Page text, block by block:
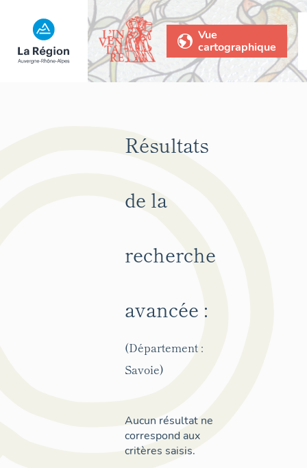
Vue
cartographique
Résultats
de la
recherche
avancée :
(Département :
Savoie)
Aucun résultat ne
correspond aux
critères saisis.